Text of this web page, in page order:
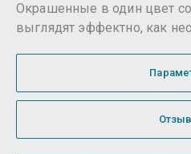
Окрашенные в один цвет
выглядят эффектно, как